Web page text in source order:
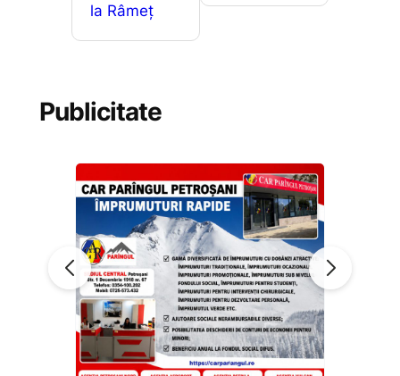
la Râmeț
Publicitate